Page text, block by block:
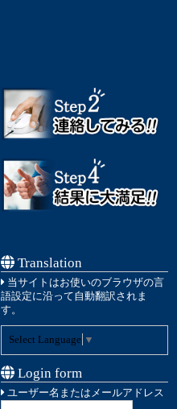
Translation
当サイトはお使いのブラウザの言
語設定に沿って自動翻訳されま
す。
Select Language ▼
Login form
ユーザー名またはメールアドレス